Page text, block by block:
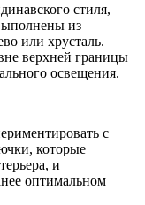
стиля,
из
или хрусталь.
верхней границы
освещения.
с
которые
и
оптимальном